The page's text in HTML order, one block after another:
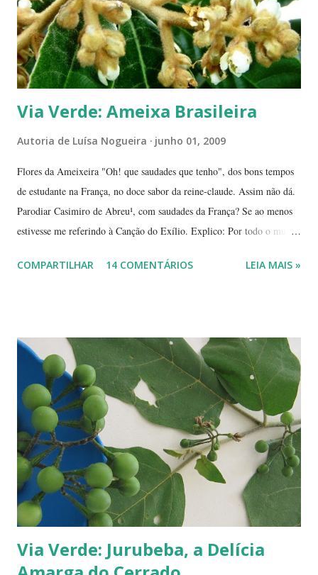
Via Verde: Ameixa Brasileira
Autoria de Luísa Nogueira junho 01, 2009
Flores da Ameixeira "Oh! que saudades que tenho", dos bons tempos
de estudante na França, no doce sabor da reine-claude. Assim não dá.
Parodiar Casimiro de Abreu¹, com saudades da França? Se ao menos
estivesse me referindo à Canção do Exílio. Explico: Por todo o mundo
precisos, mas é por aí. Na Europa existe uma grande quantidade delas,
coquinho, morango, amora - estou citando as que amo, claro. Em
Paris pode-se encontrar a reine-claude em quase todos os lugares, dos
supermercados às feiras livres. Foi em uma dessas feiras que a
conheci. Compramos muitas. Quando a experimentei... Ah! Como é
de-li-ci-o-sa! Comecei a degustá-las e só parei porque me contaram
uma 'historinha': a de um brasileiro que, a...
COMPARTILHAR 14 COMENTÁRIOS LEIA MAIS »
Via Verde: Jurubeba, a Delícia